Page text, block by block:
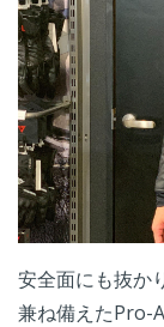
安全面にも抜か
兼ね備えたPro-